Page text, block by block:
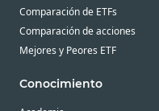
Comparación de ETFs
Comparación de acciones
Mejores y Peores ETF
Conocimiento